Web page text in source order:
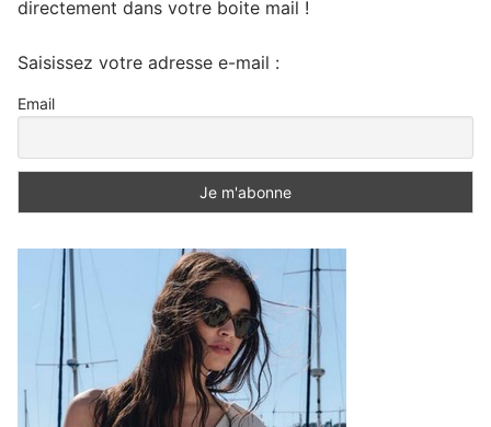
directement dans votre boite mail !
Saisissez votre adresse e-mail :
Email